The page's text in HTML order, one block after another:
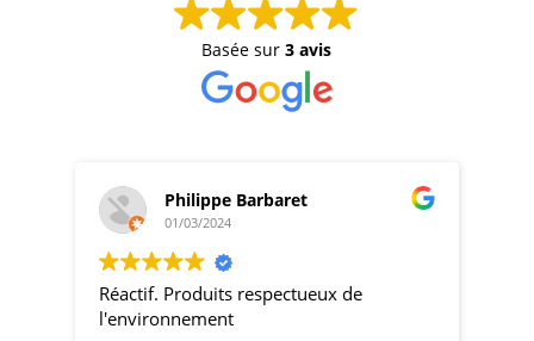
Basée sur3 avis
Philippe Barbaret
01/03/2024
Réactif. Produits respectueux de
l'environnement